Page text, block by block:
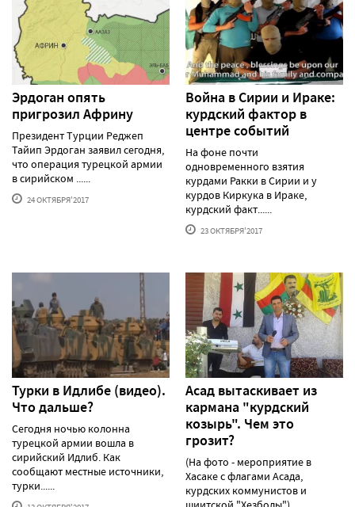
Эрдоган опять
пригрозил Африну
Президент Турции Реджеп
Тайип Эрдоган заявил сегодня,
что операция турецкой армии
в сирийском ......
24 ОКТЯБРЯ'2017
Война в Сирии и Ираке:
курдский фактор в
центре событий
На фоне почти
одновременного взятия
курдами Ракки в Сирии и у
курдов Киркука в Ираке,
курдский факт......
23 ОКТЯБРЯ'2017
Турки в Идлибе (видео).
Что дальше?
Сегодня ночью колонна
турецкой армии вошла в
сирийский Идлиб. Как
сообщают местные источники,
турки......
Асад вытаскивает из
кармана "курдский
козырь". Чем это
грозит?
(На фото - мероприятие в
Хасаке с флагами Асада,
курдских коммунистов и